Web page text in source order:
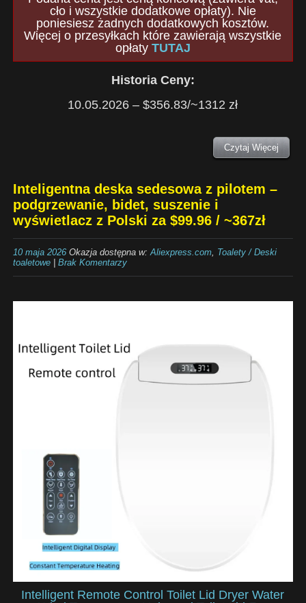
cło i wszystkie dodatkowe opłaty). Nie
poniesiesz żadnych dodatkowych kosztów.
Więcej o przesyłkach które zawierają wszystkie
opłaty TUTAJ
Historia Ceny:
10.05.2026 – $356.83/~1312 zł
Czytaj Więcej
Inteligentna deska sedesowa z pilotem –
podgrzewanie, bidet, suszenie i
wyświetlacz z Polski za $99.96 / ~367zł
10 maja 2026Okazja dostępna w:Aliexpress.com, Toalety / Deski
toaletowe| Brak Komentarzy
Intelligent Remote Control Toilet Lid Dryer Water